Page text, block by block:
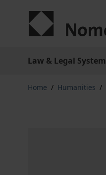
Law & Legal System
Home / Humanities /